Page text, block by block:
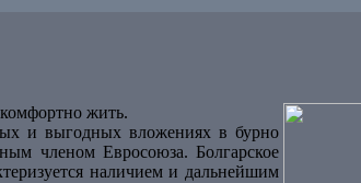
жить.
и выгодных вложениях в бурно
членом Евросоюза. Болгарское
наличием и дальнейшим